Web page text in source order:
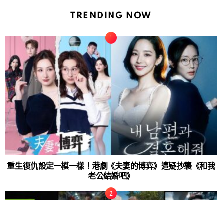
TRENDING NOW
重生復仇設定一模一樣！港劇《夫妻的博弈》遭疑抄襲《和我
老公結婚吧》